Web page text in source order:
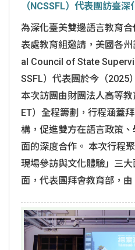
（NCSSFL）代表團訪臺深
為深化臺美雙邊語言教育
表處教育組邀請，美國各
al Council of State
SSFL）代表團於今（2025
本次訪團由財團法人高等
ET）全程籌劃，行程涵蓋
構，促進雙方在語言政策
面的深度合作。 本次行程
現場參訪與文化體驗」三
面，代表團拜會教育部，由